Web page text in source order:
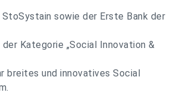
sowie der Erste Bank der
der Kategorie „Social Innovation &
breites und innovatives Social